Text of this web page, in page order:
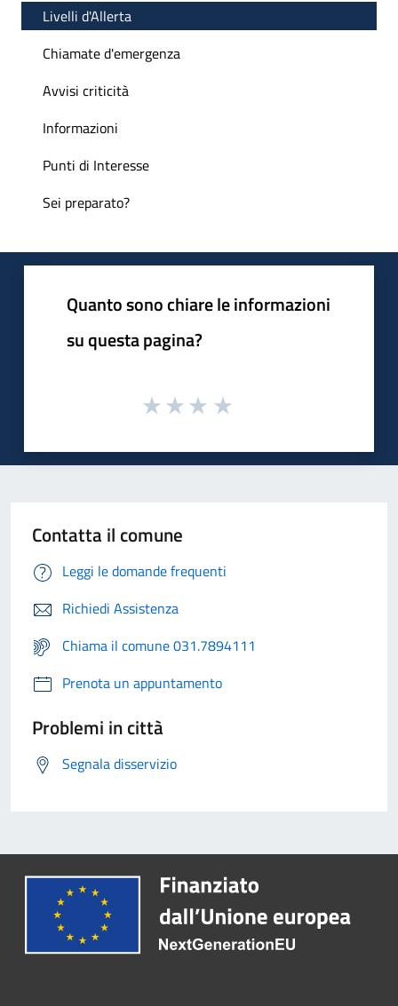
Livelli d'Allerta
Chiamate d'emergenza
Avvisi criticità
Informazioni
Punti di Interesse
Sei preparato?
Quanto sono chiare le informazioni
su questa pagina?
Contatta il comune
Leggi le domande frequenti
Richiedi Assistenza
Chiama il comune 031.7894111
Prenota un appuntamento
Problemi in città
Segnala disservizio